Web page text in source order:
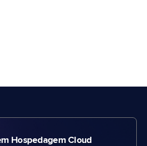
Hospedagem Cloud